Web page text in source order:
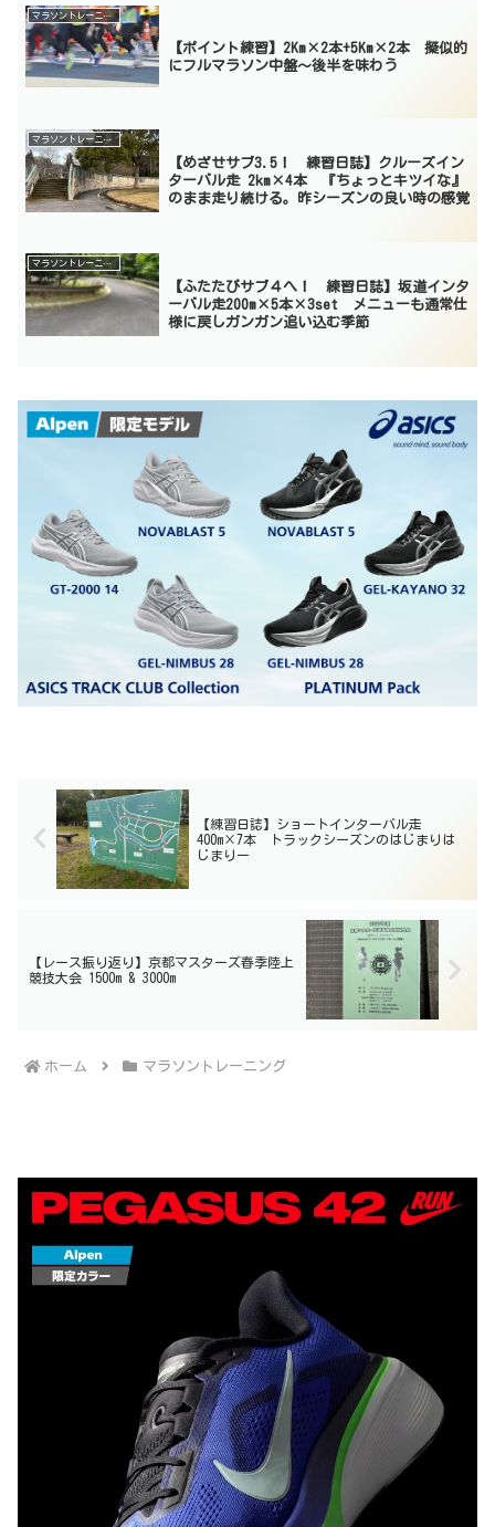
マラソントレーニング
【ポイント練習】2Km×2本+5Km×2本 擬似的
にフルマラソン中盤〜後半を味わう
マラソントレーニング
【めざせサブ3.5！ 練習日誌】クルーズイン
ターバル走 2km×4本 『ちょっとキツイな』
のまま走り続ける。昨シーズンの良い時の感覚
マラソントレーニング
【ふたたびサブ４へ！ 練習日誌】坂道インタ
ーバル走200m×5本×3set メニューも通常仕
様に戻しガンガン追い込む季節
【練習日誌】ショートインターバル走
400m×7本 トラックシーズンのはじまりは
じまりー
【レース振り返り】京都マスターズ春季陸上
競技大会 1500m & 3000m
ホーム マラソントレーニング